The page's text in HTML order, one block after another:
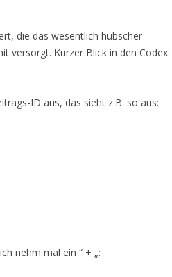
die das wesentlich hübscher
versorgt. Kurzer Blick in den Codex:
ID aus, das sieht z.B. so aus:
nehm mal ein “ + „: